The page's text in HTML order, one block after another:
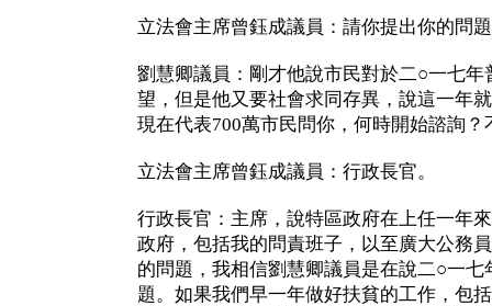
立法會主席曾鈺成議員：請你提出你的問
劉慧卿議員：剛才他說市民對於二○一七
望，但是他又要社會求同存異，說這一年
現在代表700萬市民問你，何時開始諮詢？
立法會主席曾鈺成議員：行政長官。
行政長官：主席，說特區政府在上任一年
政府，包括我的問責班子，以至廣大公務
的問題，我相信劉慧卿議員是在說二○一
題。如果我們早一年做好扶貧的工作，包